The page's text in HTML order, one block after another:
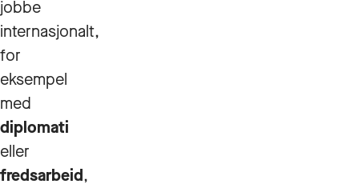
jobbe
internasjonalt,
for
eksempel
med
diplomati
eller
fredsarbeid,